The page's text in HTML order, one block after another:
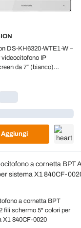
DS‑KH6320‑WTE1‑W –
videocitofono IP
da 7″ (bianco)
Aggiungi
a cornetta BPT
fili schermo 5" colori per
X1 840CF-0020